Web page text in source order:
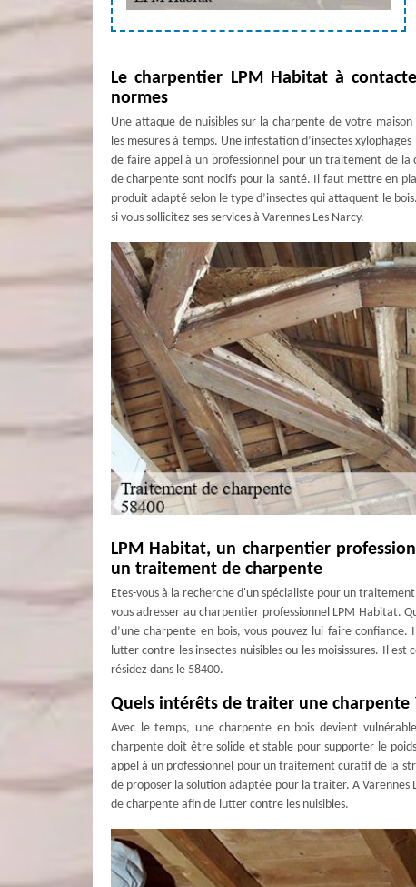
Le charpentier LPM Habitat à
normes
Une attaque de nuisibles sur la charpente de votre
les mesures à temps. Une infestation d’insectes
de faire appel à un professionnel pour un traitement de
de charpente sont nocifs pour la santé. Il faut mettre en
produit adapté selon le type d’insectes qui attaquent le
si vous sollicitez ses services à Varennes Les Narcy.
LPM Habitat, un charpentier
un traitement de charpente
Etes-vous à la recherche d'un spécialiste pour un
vous adresser au charpentier professionnel LPM
d’une charpente en bois, vous pouvez lui faire
lutter contre les insectes nuisibles ou les moisissures. Il
résidez dans le 58400.
Quels intérêts de traiter une charpente
Avec le temps, une charpente en bois devient
charpente doit être solide et stable pour supporter le
appel à un professionnel pour un traitement curatif de la
de proposer la solution adaptée pour la traiter. A
de charpente afin de lutter contre les nuisibles.